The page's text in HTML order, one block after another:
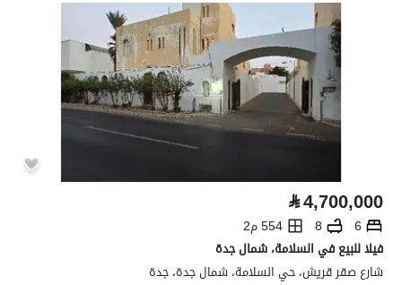
⃁4,700,000
6
8
554 م2
فيلا للبيع في السلامة، شمال جدة
شارع صقر قريش، حي السلامة، شمال جدة، جدة